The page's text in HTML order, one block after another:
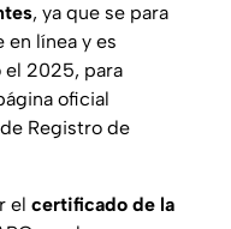
, ya que se para
en línea y es
2025, para
oficial
Registro de
el certificado de la